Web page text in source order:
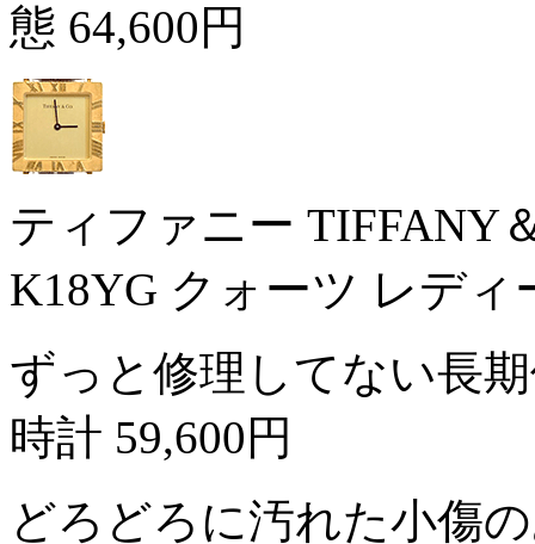
態 64,600円
ティファニー TIFFANY
K18YG クォーツ レディ
ずっと修理してない長
時計 59,600円
どろどろに汚れた小傷